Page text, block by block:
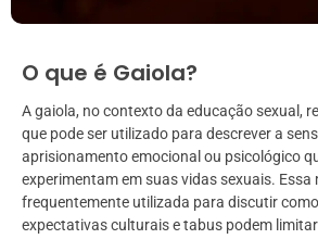
O que é Gaiola?
A gaiola, no contexto da educação sexual,
que pode ser utilizado para descrever a
aprisionamento emocional ou psicológico
experimentam em suas vidas sexuais. Essa
frequentemente utilizada para discutir
expectativas culturais e tabus podem